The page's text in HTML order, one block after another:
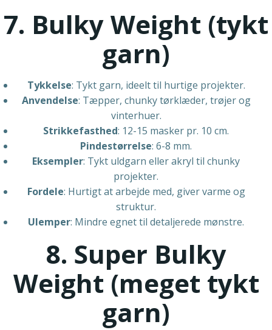
7. Bulky Weight (tykt
garn)
Tykkelse: Tykt garn, ideelt til hurtige projekter.
Anvendelse: Tæpper, chunky tørklæder, trøjer og
vinterhuer.
Strikkefasthed: 12-15 masker pr. 10 cm.
Pindestørrelse: 6-8 mm.
Eksempler: Tykt uldgarn eller akryl til chunky
projekter.
Fordele: Hurtigt at arbejde med, giver varme og
struktur.
Ulemper: Mindre egnet til detaljerede mønstre.
8. Super Bulky
Weight (meget tykt
garn)